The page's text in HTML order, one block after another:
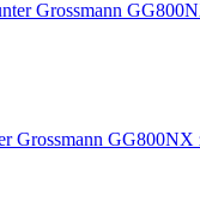
Grossmann